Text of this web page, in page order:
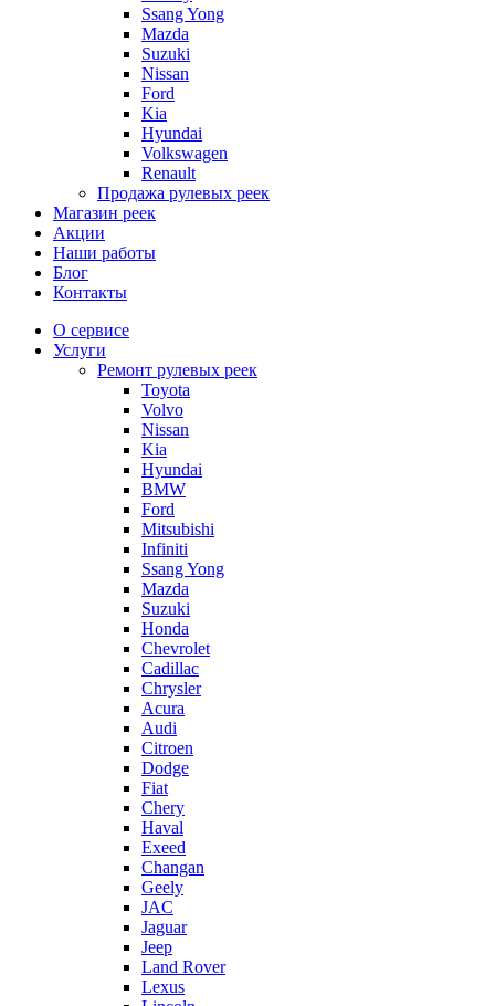
Ssang Yong
Mazda
Suzuki
Nissan
Ford
Kia
Hyundai
Volkswagen
Renault
Продажа рулевых реек
Магазин реек
Акции
Наши работы
Блог
Контакты
О сервисе
Услуги
Ремонт рулевых реек
Toyota
Volvo
Nissan
Kia
Hyundai
BMW
Ford
Mitsubishi
Infiniti
Ssang Yong
Mazda
Suzuki
Honda
Chevrolet
Cadillac
Chrysler
Acura
Audi
Citroen
Dodge
Fiat
Chery
Haval
Exeed
Changan
Geely
JAC
Jaguar
Jeep
Land Rover
Lexus